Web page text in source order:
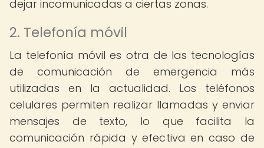
dejar incomunicadas a ciertas zonas.
2. Telefonía móvil
La telefonía móvil es otra de las tecnologías
de comunicación de emergencia más
utilizadas en la actualidad. Los teléfonos
celulares permiten realizar llamadas y enviar
mensajes de texto, lo que facilita la
comunicación rápida y efectiva en caso de